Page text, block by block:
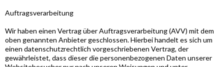
Auftragsverarbeitung
Wir haben einen Vertrag über Auftragsverarbeitung (AVV) mit dem
oben genannten Anbieter geschlossen. Hierbei handelt es sich um
einen datenschutzrechtlich vorgeschriebenen Vertrag, der
gewährleistet, dass dieser die personenbezogenen Daten unserer